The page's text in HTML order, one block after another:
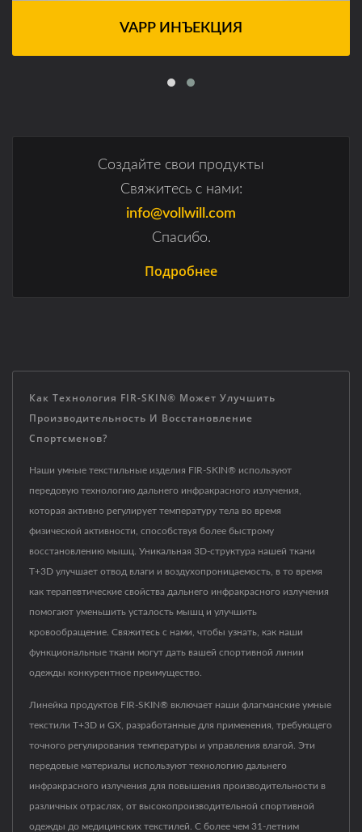
VAPP ИНЪЕКЦИЯ
Создайте свои продукты
Свяжитесь с нами:
info@vollwill.com
Спасибо.
Подробнее
Как Технология FIR-SKIN® Может Улучшить
Производительность И Восстановление
Спортсменов?
Наши умные текстильные изделия FIR-SKIN® используют
передовую технологию дальнего инфракрасного излучения,
которая активно регулирует температуру тела во время
физической активности, способствуя более быстрому
восстановлению мышц. Уникальная 3D-структура нашей ткани
T+3D улучшает отвод влаги и воздухопроницаемость, в то время
как терапевтические свойства дальнего инфракрасного излучения
помогают уменьшить усталость мышц и улучшить
кровообращение. Свяжитесь с нами, чтобы узнать, как наши
функциональные ткани могут дать вашей спортивной линии
одежды конкурентное преимущество.
Линейка продуктов FIR-SKIN® включает наши флагманские умные
текстили T+3D и GX, разработанные для применения, требующего
точного регулирования температуры и управления влагой. Эти
передовые материалы используют технологию дальнего
инфракрасного излучения для повышения производительности в
различных отраслях, от высокопроизводительной спортивной
одежды до медицинских текстилей. С более чем 31-летним